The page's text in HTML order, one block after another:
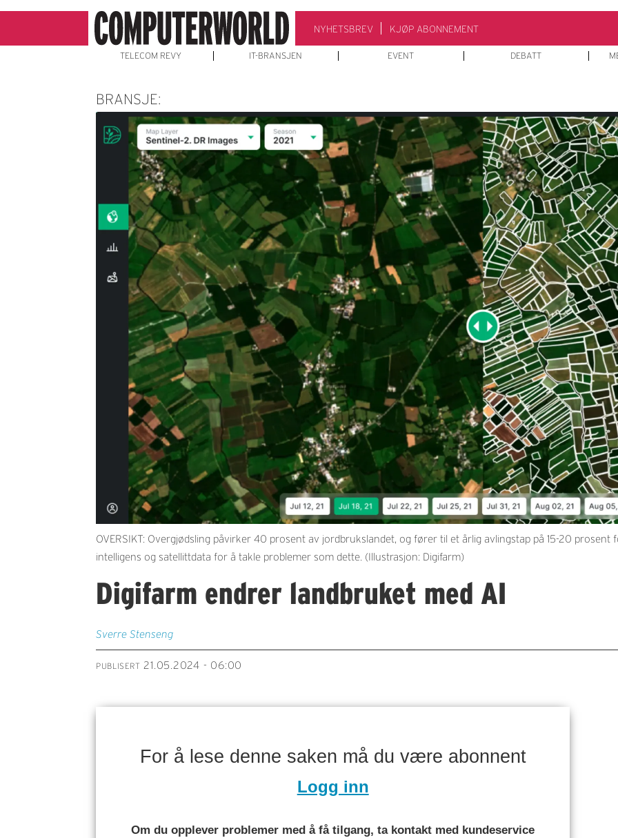
NYHETSBREV KJØP ABONNEMENT
TELECOM REVY IT-BRANSJEN EVENT DEBATT
BRANSJE:
OVERSIKT: Overgjødsling påvirker 40 prosent av jordbrukslandet, og fører til et årlig avlingstap på 15-20
intelligens og satellittdata for å takle problemer som dette. (Illustrasjon: Digifarm)
Digifarm endrer landbruket med AI
Sverre Stenseng
PUBLISERT 21.05.2024 - 06:00
For å lese denne saken må du være abonnent
Logg inn
Om du opplever problemer med å få tilgang, ta kontakt med kundeservice